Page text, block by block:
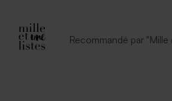
Recommandé par "Mille